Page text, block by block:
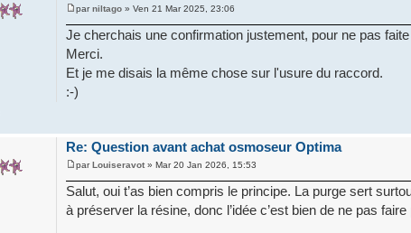
parniltago » Ven 21 Mar 2025, 23:06
Je cherchais une confirmation justement, pour ne pas
Merci.
Et je me disais la même chose sur l'usure du raccord.
:-)
Re: Question avant achat osmoseur Optima
parLouiseravot » Mar 20 Jan 2026, 15:53
Salut, oui t’as bien compris le principe. La purge sert
à préserver la résine, donc l’idée c’est bien de ne pas